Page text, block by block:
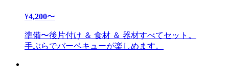
¥4,200〜
準備〜後片付け ＆ 食材 ＆ 器材すべてセット。
手ぶらでバーベキューが楽しめます。